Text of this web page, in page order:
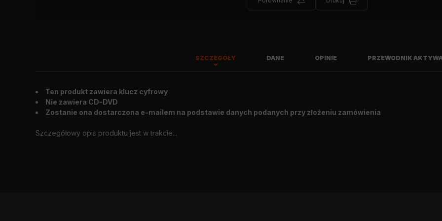
SZCZEGÓŁY DANE OPINIE PRZEWODNIK
Ten produkt zawiera klucz cyfrowy
Nie zawiera CD-DVD
Zostanie ona dostarczona e-mailem na podstawie danych podanych przy złożeniu zamówienia
Szczegółowy opis produktu jest w trakcie...
Wygląd zewnętrzny: 2017.08.29